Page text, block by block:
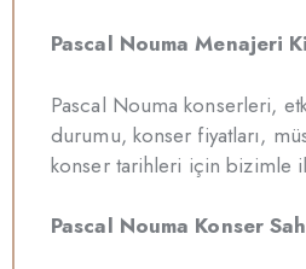
Pascal Nouma Menajeri
Pascal Nouma konserleri,
durumu, konser fiyatları,
konser tarihleri için bizimle
Pascal Nouma Konser